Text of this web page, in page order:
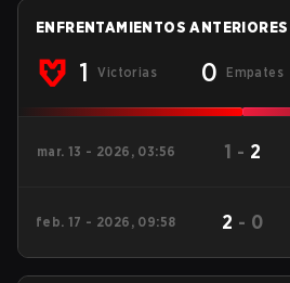
ENFRENTAMIENTOS ANTERIORES
1 Victorias 0 Empates
mar. 13 - 2026, 03:56 1 - 2
feb. 17 - 2026, 09:58 2 - 0